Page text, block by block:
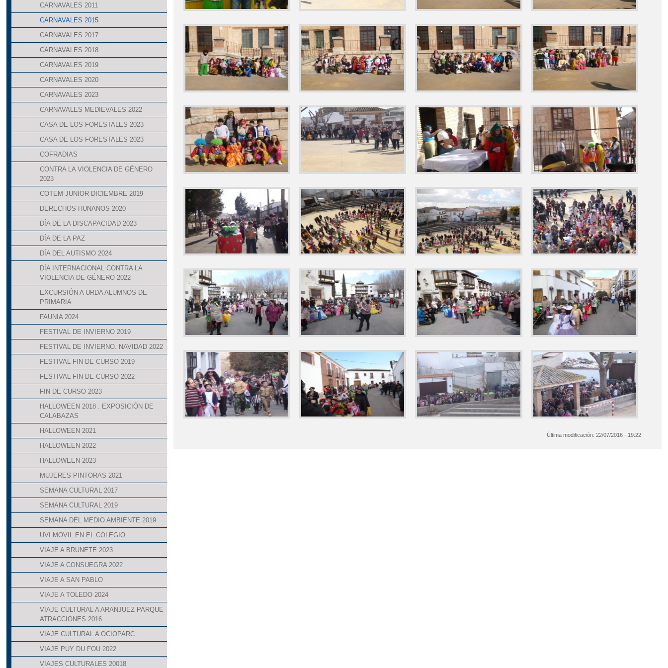
CARNAVALES 2011
CARNAVALES 2015
CARNAVALES 2017
CARNAVALES 2018
CARNAVALES 2019
CARNAVALES 2020
CARNAVALES 2023
CARNAVALES MEDIEVALES 2022
CASA DE LOS FORESTALES 2023
CASA DE LOS FORESTALES 2023
COFRADIAS
CONTRA LA VIOLENCIA DE GÉNERO
2023
COTEM JUNIOR DICIEMBRE 2019
DERECHOS HUNANOS 2020
DÍA DE LA DISCAPACIDAD 2023
DÍA DE LA PAZ
DÍA DEL AUTISMO 2024
DÍA INTERNACIONAL CONTRA LA
VIOLENCIA DE GÉNERO 2022
EXCURSIÓN A URDA ALUMNOS DE
PRIMARIA
FAUNIA 2024
FESTIVAL DE INVIERNO 2019
FESTIVAL DE INVIERNO. NAVIDAD 2022
FESTIVAL FIN DE CURSO 2019
FESTIVAL FIN DE CURSO 2022
FIN DE CURSO 2023
HALLOWEEN 2018 . EXPOSICIÓN DE
CALABAZAS
HALLOWEEN 2021
HALLOWEEN 2022
HALLOWEEN 2023
MUJERES PINTORAS 2021
SEMANA CULTURAL 2017
SEMANA CULTURAL 2019
SEMANA DEL MEDIO AMBIENTE 2019
UVI MOVIL EN EL COLEGIO
VIAJE A BRUNETE 2023
VIAJE A CONSUEGRA 2022
VIAJE A SAN PABLO
VIAJE A TOLEDO 2024
VIAJE CULTURAL A ARANJUEZ PARQUE
ATRACCIONES 2016
VIAJE CULTURAL A OCIOPARC
VIAJE PUY DU FOU 2022
VIAJES CULTURALES 20018
Última modificación:22/07/2016 - 19:22